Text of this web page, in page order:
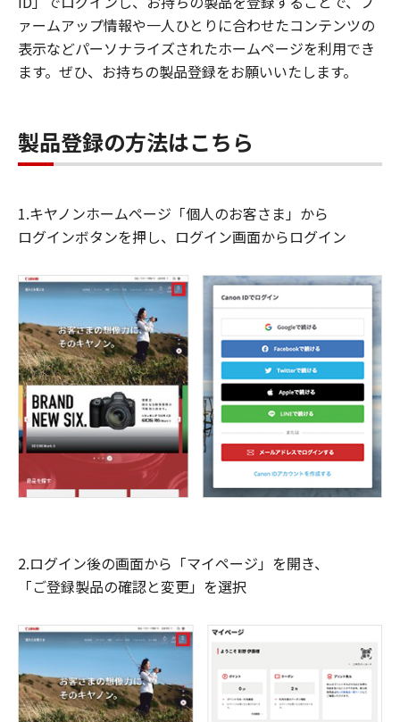
ァームアップ情報や一人ひとりに合わせたコンテンツの
表示などパーソナライズされたホームページを利用でき
ます。ぜひ、お持ちの製品登録をお願いいたします。
製品登録の方法はこちら
1.キヤノンホームページ「個人のお客さま」から
ログインボタンを押し、ログイン画面からログイン
2.ログイン後の画面から「マイページ」を開き、
「ご登録製品の確認と変更」を選択